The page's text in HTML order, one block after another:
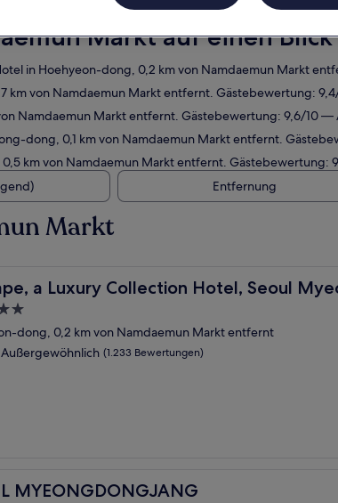
7. Aug. - 9. Aug.
Markt auf einen Blick
in Hoehyeon-dong, 0,2 km von Namdaemun Markt
von Namdaemun Markt entfernt. Gästebewertung:
Namdaemun Markt entfernt. Gästebewertung: 9,6/10 —
dong, 0,1 km von Namdaemun Markt entfernt.
km von Namdaemun Markt entfernt. Gästebewertung:
Entfernung
Markt
a Luxury Collection Hotel, Seoul
a Luxury Collection Hotel, Seoul Myeongdong
dong, 0,2 km von Namdaemun Markt entfernt
Außergewöhnlich (1.233 Bewertungen)
MYEONGDONGJANG
MYEONGDONGJANG